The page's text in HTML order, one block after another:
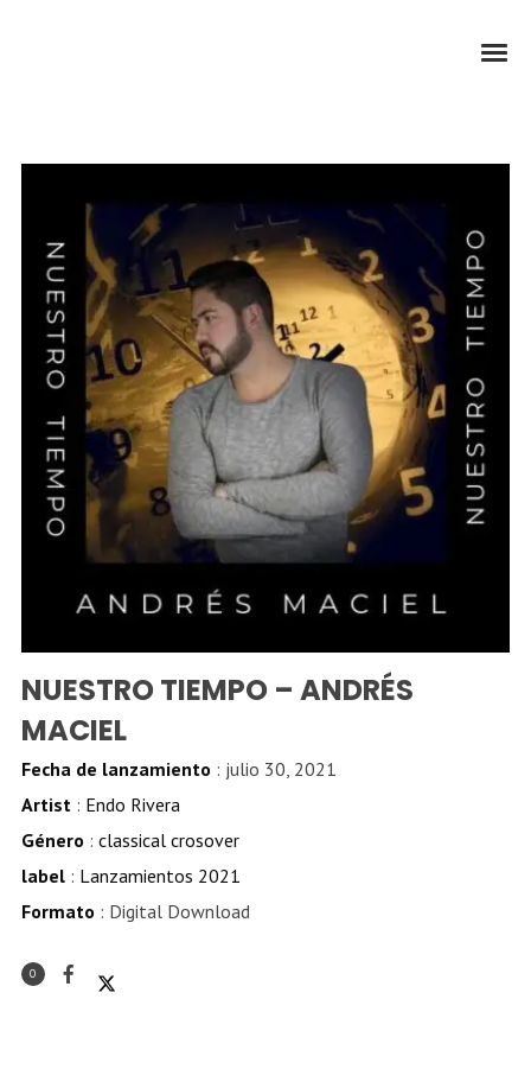
NUESTRO TIEMPO – ANDRÉS
MACIEL
Fecha de lanzamiento : julio 30, 2021
Artist: Endo Rivera
Género : classical crosover
label: Lanzamientos 2021
Formato : Digital Download
0